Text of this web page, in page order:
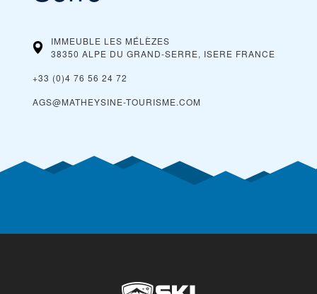
IMMEUBLE LES MÉLÈZES
38350 ALPE DU GRAND-SERRE, ISERE FRANCE
+33 (0)4 76 56 24 72
AGS@MATHEYSINE-TOURISME.COM